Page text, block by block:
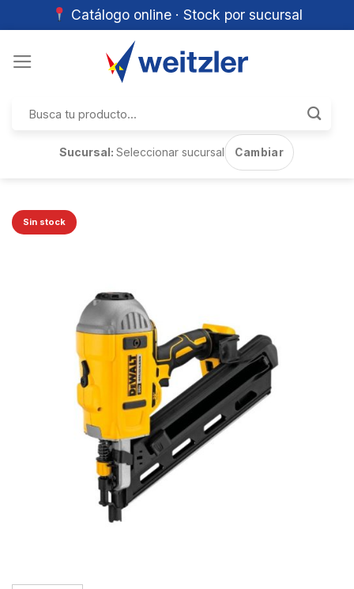
Catálogo online · Stock por sucursal
por:
Sucursal:Seleccionar sucursal Cambiar
Sin stock